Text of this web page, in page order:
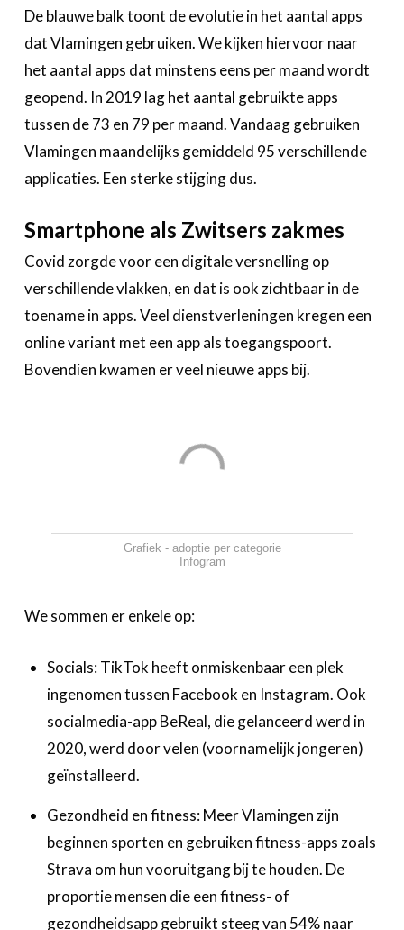
De blauwe balk toont de evolutie in het aantal apps
dat Vlamingen gebruiken. We kijken hiervoor naar
het aantal apps dat minstens eens per maand wordt
geopend. In 2019 lag het aantal gebruikte apps
tussen de 73 en 79 per maand. Vandaag gebruiken
Vlamingen maandelijks gemiddeld 95 verschillende
applicaties. Een sterke stijging dus.
Smartphone als Zwitsers zakmes
Covid zorgde voor een digitale versnelling op
verschillende vlakken, en dat is ook zichtbaar in de
toename in apps. Veel dienstverleningen kregen een
online variant met een app als toegangspoort.
Bovendien kwamen er veel nieuwe apps bij.
Grafiek - adoptie per categorie
Infogram
We sommen er enkele op:
‍Socials: TikTok heeft onmiskenbaar een plek
ingenomen tussen Facebook en Instagram. Ook
socialmedia-app BeReal, die gelanceerd werd in
2020, werd door velen (voornamelijk jongeren)
geïnstalleerd.
‍Gezondheid en fitness: Meer Vlamingen zijn
beginnen sporten en gebruiken fitness-apps zoals
Strava om hun vooruitgang bij te houden. De
proportie mensen die een fitness- of
gezondheidsapp gebruikt steeg van 54% naar